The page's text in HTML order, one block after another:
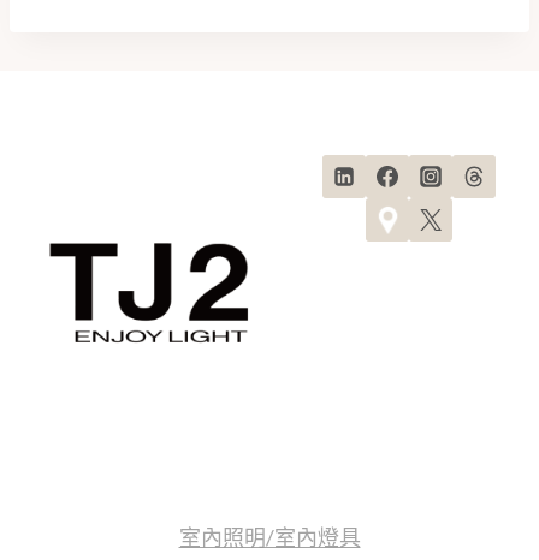
室內照明/室內燈具